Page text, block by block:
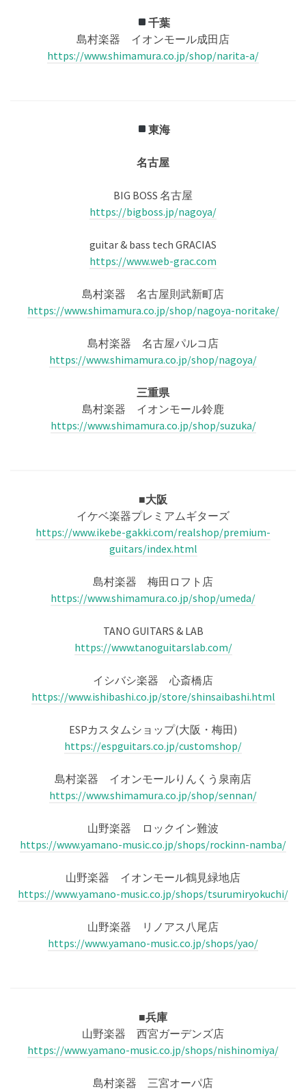
千葉
島村楽器 イオンモール成田店
https://www.shimamura.co.jp/shop/narita-a/
東海
名古屋
BIG BOSS 名古屋
https://bigboss.jp/nagoya/
guitar & bass tech GRACIAS
https://www.web-grac.com
島村楽器 名古屋則武新町店
https://www.shimamura.co.jp/shop/nagoya-noritake/
島村楽器 名古屋パルコ店
https://www.shimamura.co.jp/shop/nagoya/
三重県
島村楽器 イオンモール鈴鹿
https://www.shimamura.co.jp/shop/suzuka/
■大阪
イケベ楽器プレミアムギターズ
https://www.ikebe-gakki.com/realshop/premium-
guitars/index.html
島村楽器 梅田ロフト店
https://www.shimamura.co.jp/shop/umeda/
TANO GUITARS & LAB
https://www.tanoguitarslab.com/
イシバシ楽器 心斎橋店
https://www.ishibashi.co.jp/store/shinsaibashi.html
ESPカスタムショップ(大阪・梅田)
https://espguitars.co.jp/customshop/
島村楽器 イオンモールりんくう泉南店
https://www.shimamura.co.jp/shop/sennan/
山野楽器 ロックイン難波
https://www.yamano-music.co.jp/shops/rockinn-namba/
山野楽器 イオンモール鶴見緑地店
https://www.yamano-music.co.jp/shops/tsurumiryokuchi/
山野楽器 リノアス八尾店
https://www.yamano-music.co.jp/shops/yao/
■兵庫
山野楽器 西宮ガーデンズ店
https://www.yamano-music.co.jp/shops/nishinomiya/
島村楽器 三宮オーパ店